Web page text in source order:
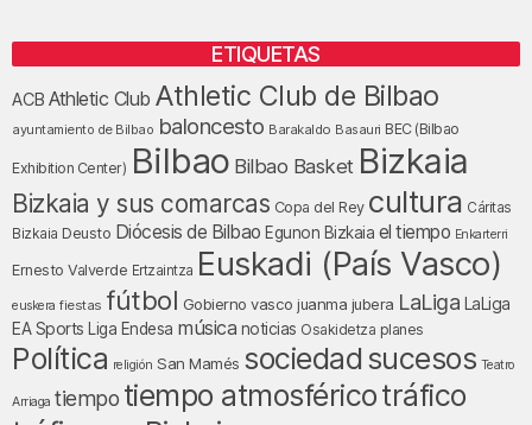
ETIQUETAS
ACB Athletic Club Athletic Club de Bilbao
ayuntamiento de Bilbao baloncesto Barakaldo Basauri BEC (Bilbao
Exhibition Center) Bilbao Bilbao Basket Bizkaia
Bizkaia y sus comarcas Copa del Rey cultura Cáritas
Bizkaia Deusto Diócesis de Bilbao Egunon Bizkaia el tiempo Enkarterri
Ernesto Valverde Ertzaintza Euskadi (País Vasco)
euskera fiestas fútbol Gobierno vasco juanma jubera LaLiga LaLiga
EA Sports Liga Endesa música noticias Osakidetza planes
Política religión San Mamés sociedad sucesos Teatro
Arriaga tiempo tiempo atmosféricotráfico